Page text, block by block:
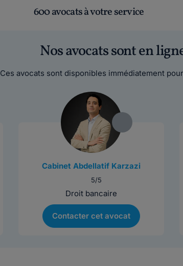
600 avocats à votre service
Nos avocats sont en
Ces avocats sont disponibles immédiatement
Cabinet Abdellatif Karzazi
5/5
Droit bancaire
Contacter cet avocat